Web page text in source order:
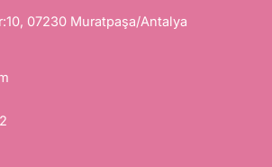
-
n
-
07230 Muratpaşa/Antalya